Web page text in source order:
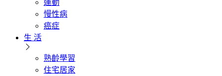
運動
慢性病
癌症
生 活
熟齡學習
住宅居家